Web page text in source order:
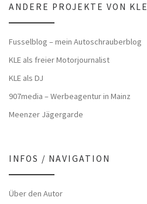
ANDERE PROJEKTE VON KLE
Fusselblog – mein Autoschrauberblog
KLE als freier Motorjournalist
KLE als DJ
907media – Werbeagentur in Mainz
Meenzer Jägergarde
INFOS / NAVIGATION
Über den Autor